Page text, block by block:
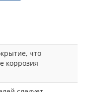
что
коррозия